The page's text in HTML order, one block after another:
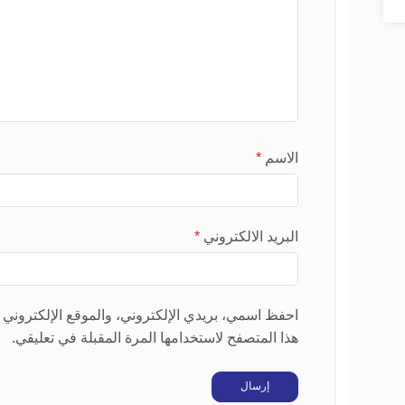
الاسم*
البريد الالكتروني*
احفظ اسمي، بريدي الإلكتروني، والموقع
هذا المتصفح لاستخدامها المرة المقبلة في تعليقي.